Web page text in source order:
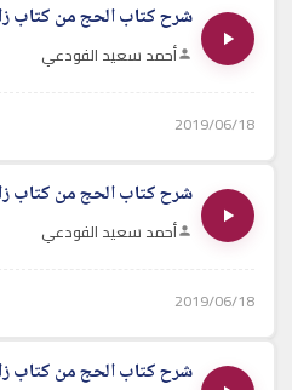
أحمد سعيد الفودعي
2019/06/18
أحمد سعيد الفودعي
2019/06/18